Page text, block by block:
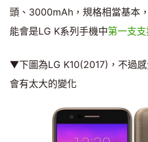
頭、3000mAh，規格相當基本
能會是LG K系列手機中第一支
▼下圖為LG K10(2017)，不過
會有太大的變化